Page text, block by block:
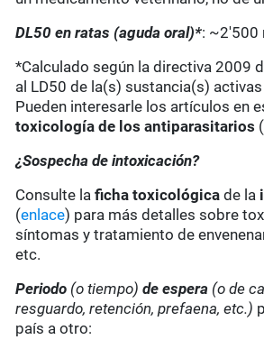
DL50 en ratas (aguda oral)*: ~2'500
*Calculado según la directiva 2009
al LD50 de la(s) sustancia(s)
Pueden interesarle los artículos en
toxicología de los antiparasitarios (
¿Sospecha de intoxicación?
Consulte laficha toxicológica de la
(enlace) para más detalles sobre
síntomas y tratamiento de
etc.
Periodo (o tiempo) de espera (o de
resguardo, retención, prefaena, etc.)
país a otro: